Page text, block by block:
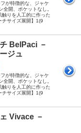
が特徴的な、ジャケ
全開、ポケットなし。
触りを人工的に作った
チサイズ展開】1(9
BelPaci －
ジュ
が特徴的な、ジャケ
全開、ポケットなし。
触りを人工的に作った
チサイズ展開】1(9
Vivace －